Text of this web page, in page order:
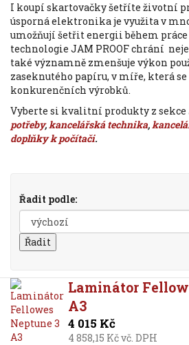
I koupí skartovačky šetříte životní
úsporná elektronika je využita v
umožňují šetřit energii během
technologie JAM PROOF chrání
také významně zmenšuje výkon
zaseknutého papíru, v míře, která
konkurenčních výrobků.
Vyberte si kvalitní produkty z sekce
potřeby,kancelářská technika,
doplňky k počítači.
Řadit podle:
Laminátor
A3
4 015 Kč
4 858,15 Kč vč. DPH